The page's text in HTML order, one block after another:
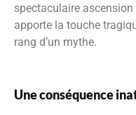
spectaculaire
apporte la touche
rang d’un mythe.
Une conséquence